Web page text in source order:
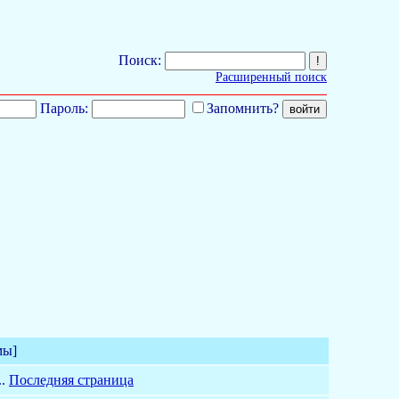
Поиск:
Расширенный поиск
Пароль: Запомнить?
Последняя страница